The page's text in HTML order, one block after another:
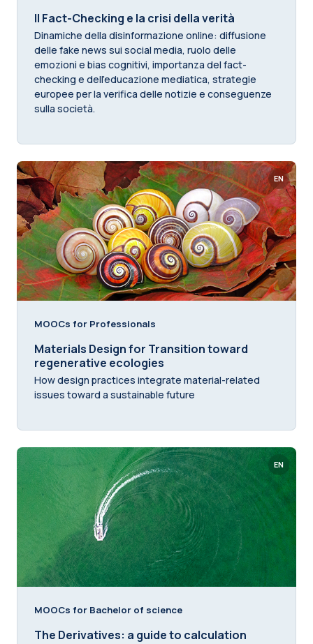
Il Fact-Checking e la crisi della verità
Dinamiche della disinformazione online: diffusione
delle fake news sui social media, ruolo delle
emozioni e bias cognitivi, importanza del fact-
checking e dell'educazione mediatica, strategie
europee per la verifica delle notizie e conseguenze
sulla società.
EN
MOOCs for Professionals
Materials Design for Transition toward
regenerative ecologies
How design practices integrate material-related
issues toward a sustainable future
EN
MOOCs for Bachelor of science
The Derivatives: a guide to calculation